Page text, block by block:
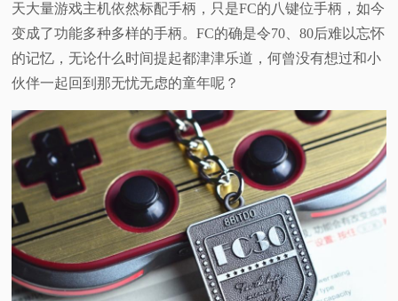
天大量游戏主机依然标配手柄，只是FC的八键位手柄，如今
变成了功能多种多样的手柄。FC的确是令70、80后难以忘怀
的记忆，无论什么时间提起都津津乐道，何曾没有想过和小
伙伴一起回到那无忧无虑的童年呢？